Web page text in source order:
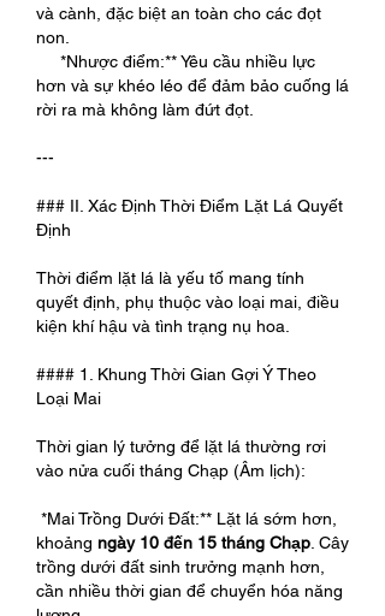
và cành, đặc biệt an toàn cho các đọt
non.
*Nhược điểm:** Yêu cầu nhiều lực
hơn và sự khéo léo để đảm bảo cuống lá
rời ra mà không làm đứt đọt.
---
### II. Xác Định Thời Điểm Lặt Lá Quyết
Định
Thời điểm lặt lá là yếu tố mang tính
quyết định, phụ thuộc vào loại mai, điều
kiện khí hậu và tình trạng nụ hoa.
#### 1. Khung Thời Gian Gợi Ý Theo
Loại Mai
Thời gian lý tưởng để lặt lá thường rơi
vào nửa cuối tháng Chạp (Âm lịch):
*Mai Trồng Dưới Đất:** Lặt lá sớm hơn,
khoảng ngày 10 đến 15 tháng Chạp . Cây
trồng dưới đất sinh trưởng mạnh hơn,
cần nhiều thời gian để chuyển hóa năng